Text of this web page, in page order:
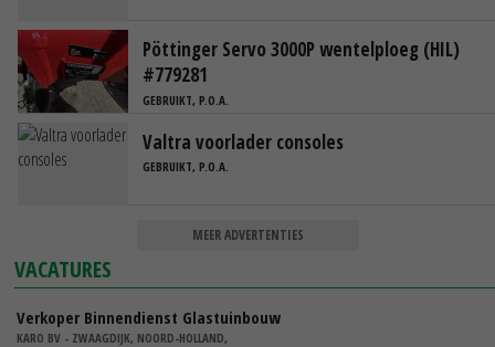
Pöttinger Servo 3000P wentelploeg (HIL)
#779281
GEBRUIKT, P.O.A.
Valtra voorlader consoles
GEBRUIKT, P.O.A.
MEER ADVERTENTIES
VACATURES
Verkoper Binnendienst Glastuinbouw
KARO BV - ZWAAGDIJK, NOORD-HOLLAND,